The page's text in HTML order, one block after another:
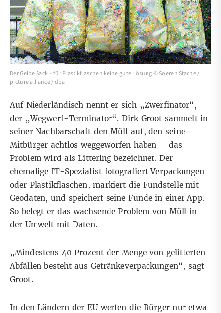
Der Gelbe Sack – für Plastikflaschen keine gute Lösung © Soeren Stache /
picture alliance / dpa
Auf Niederländisch nennt er sich „Zwerfinator“,
der „Wegwerf-Terminator“. Dirk Groot sammelt in
seiner Nachbarschaft den Müll auf, den seine
Mitbürger achtlos weggeworfen haben – das
Problem wird als Littering bezeichnet. Der
ehemalige IT-Spezialist fotografiert Verpackungen
oder Plastikflaschen, markiert die Fundstelle mit
Geodaten, und speichert seine Funde in einer App.
So belegt er das wachsende Problem von Müll in
der Umwelt mit Daten.
„Mindestens 40 Prozent der Menge von gelitterten
Abfällen besteht aus Getränkeverpackungen“, sagt
Groot.
In den Ländern der EU werfen die Bürger nur etwa